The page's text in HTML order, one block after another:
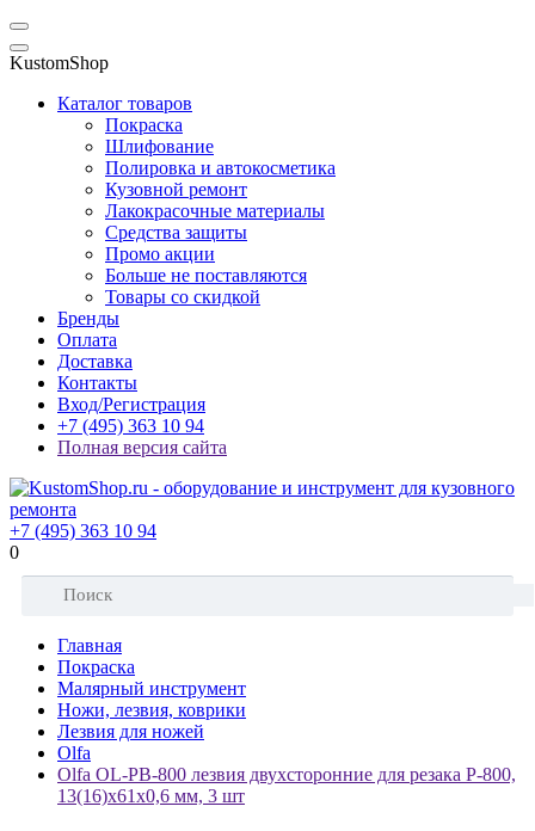
KustomShop
Каталог товаров
Покраска
Шлифование
Полировка и автокосметика
Кузовной ремонт
Лакокрасочные материалы
Средства защиты
Промо акции
Больше не поставляются
Товары со скидкой
Бренды
Оплата
Доставка
Контакты
Вход/Регистрация
+7 (495) 363 10 94
Полная версия сайта
+7 (495) 363 10 94
0
Главная
Покраска
Малярный инструмент
Ножи, лезвия, коврики
Лезвия для ножей
Olfa
Olfa OL-PB-800 лезвия двухсторонние для резака P-800,
13(16)х61х0,6 мм, 3 шт